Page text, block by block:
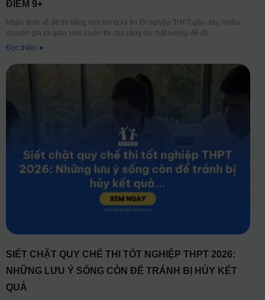
ĐIỂM 9+
Nhận định về đề thi tiếng Anh trong kỳ thi tốt nghiệp THPT gần đây, nhiều
chuyên gia và giáo viên luyện thi cho rằng dù chất lượng đề đã
Đọc thêm ➤
SIẾT CHẶT QUY CHẾ THI TỐT NGHIỆP THPT 2026:
NHỮNG LƯU Ý SỐNG CÒN ĐỂ TRÁNH BỊ HỦY KẾT
QUẢ